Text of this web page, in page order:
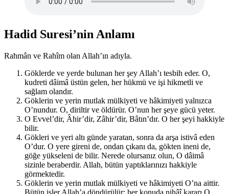
Hadid Suresi’nin Anlamı
Rahmân ve Rahîm olan Allah’ın adıyla.
Göklerde ve yerde bulunan her şey Allah’ı tesbih eder. O,
kudreti dâimâ üstün gelen, her hükmü ve işi hikmetli ve
sağlam olandır.
Göklerin ve yerin mutlak mülkiyeti ve hâkimiyeti yalnızca
O’nundur. O, diriltir ve öldürür. O’nun her şeye gücü yeter.
O Evvel’dir, Âhir’dir, Zâhir’dir, Bâtın’dır. O her şeyi hakkiyle
bilir.
Gökleri ve yeri altı günde yaratan, sonra da arşa istivâ eden
O’dur. O yere gireni de, ondan çıkanı da, gökten ineni de,
göğe yükseleni de bilir. Nerede olursanız olun, O dâimâ
sizinle beraberdir. Allah, bütün yaptıklarınızı hakkiyle
görmektedir.
Göklerin ve yerin mutlak mülkiyeti ve hâkimiyeti O’na aittir.